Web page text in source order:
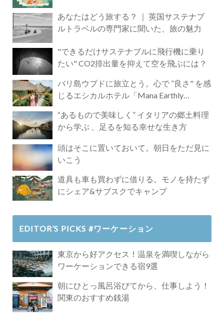
あなたはどう旅する？ ｜ 英国サステナブ
ルトラベルの専門家に聞いた、旅の魅力
"できるだけサステナブルに飛行機に乗り
たい" CO2排出量を抑えて空を飛ぶには？
バリ島ウブドに旅立とう。心で ”良さ" を感
じるエシカルホテル「Mana Earthly
“あるもので美味しく” イタリアの郷土料理
から学ぶ 、足るを知る幸せな生き方
頭はそこに置いておいて。朝日をただ見に
いこう
道具も車も買わずに借りる。モノを持たず
にシェア&サブスクでキャンプ
EDITOR’S PICKS #ワーケーション
東京から好アクセス！温泉を満喫しながら
ワーケーションできる宿9選
朝にひとっ風呂浴びてから、仕事しよう！
関東のおすすめ銭湯